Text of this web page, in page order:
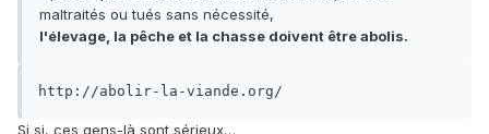
maltraités ou tués sans nécessité,
l'élevage, la pêche et la chasse doivent être abolis.
http://abolir-la-viande.org/
Si si, ces gens-là sont sérieux…